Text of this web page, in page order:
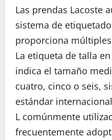
Las prendas Lacoste
sistema de
proporciona
La etiqueta de talla
indica el tamaño
cuatro, cinco o seis,
estándar
L comúnmente
frecuentemente